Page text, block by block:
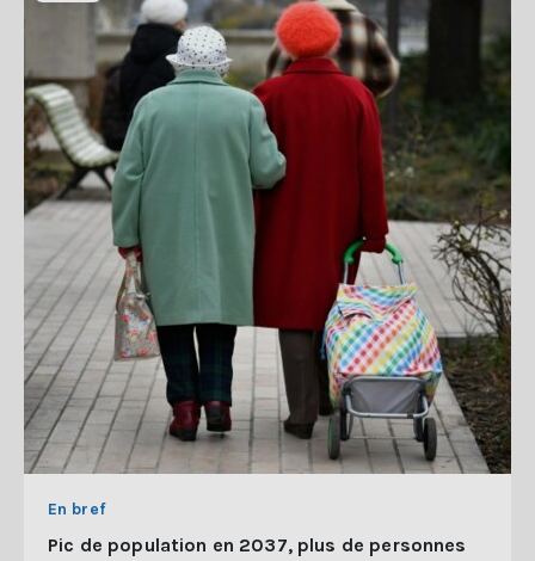
En bref
Pic de population en 2037, plus de personnes